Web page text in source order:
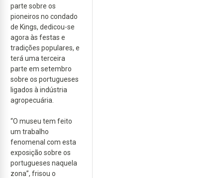
parte sobre os
pioneiros no condado
de Kings, dedicou-se
agora às festas e
tradições populares, e
terá uma terceira
parte em setembro
sobre os portugueses
ligados à indústria
agropecuária.
“O museu tem feito
um trabalho
fenomenal com esta
exposição sobre os
portugueses naquela
zona”, frisou o